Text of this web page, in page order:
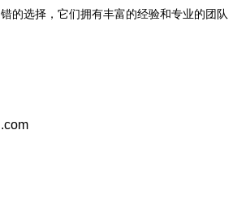
的选择，它们拥有丰富的经验和专业的团队